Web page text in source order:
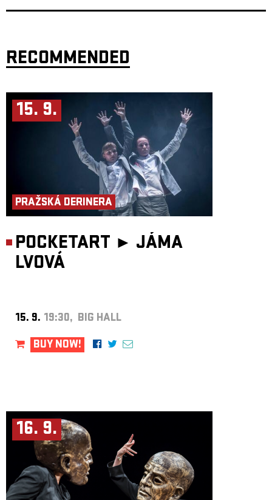
nekompromisní atmosféry, která tě nenechá stát v klidu. Na scéně si
Luisapřináší večerní show plnou energie, rapu a chytlavých melodií,
které tě nenechají v klidu. Na kontě má spolupráce se jmény jako
Joshuapřiváží na pódium pořádnou dávku energie, silný bars a moderní
rapový zvuk. Jeho vystoupení spojuje chytlavé beaty, autentické texty a
atmosféru, která strhne celý dav. Přijď si užít show plnou emocí, energie
a rapu naživo – tohle si nechceš nechat ujít!
RECOMMENDED
15. 9.
PRAŽSKÁ DERINERA
POCKETART ► JÁMA
LVOVÁ
15. 9. 19:30, BIG HALL
BUY NOW!
16. 9.